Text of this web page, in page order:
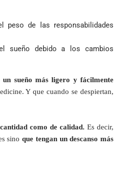
peso de las responsabilidades
sueño debido a los cambios
un sueño más ligero y fácilmente
Y que cuando se despiertan,
como de calidad. Es decir,
sinoque tengan un descanso más